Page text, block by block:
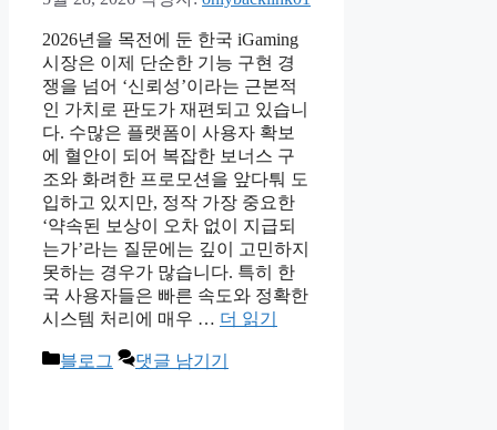
2026년을 목전에 둔 한국 iGaming
시장은 이제 단순한 기능 구현 경
쟁을 넘어 ‘신뢰성’이라는 근본적
인 가치로 판도가 재편되고 있습니
다. 수많은 플랫폼이 사용자 확보
에 혈안이 되어 복잡한 보너스 구
조와 화려한 프로모션을 앞다퉈 도
입하고 있지만, 정작 가장 중요한
‘약속된 보상이 오차 없이 지급되
는가’라는 질문에는 깊이 고민하지
못하는 경우가 많습니다. 특히 한
국 사용자들은 빠른 속도와 정확한
시스템 처리에 매우 … 더 읽기
카
블로그 댓글 남기기